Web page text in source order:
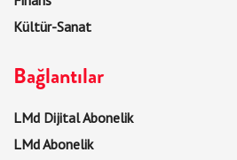
Kültür-Sanat
Bağlantılar
LMd Dijital Abonelik
LMd Abonelik